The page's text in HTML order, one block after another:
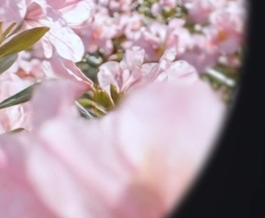
200